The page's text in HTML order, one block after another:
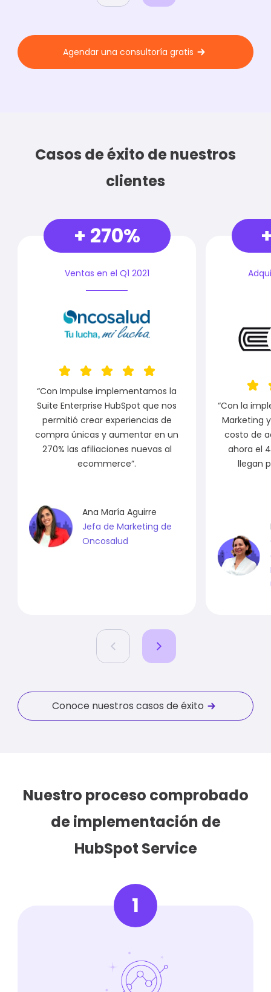
Agendar una consultoría gratis
Casos de éxito de nuestros
clientes
+ 270%
Ventas en el Q1 2021
“Con Impulse implementamos la
Suite Enterprise HubSpot que nos
permitió crear experiencias de
compra únicas y aumentar en un
270% las afiliaciones nuevas al
ecommerce”.
Ana María Aguirre
Jefa de Marketing de
Oncosalud
“Con la
Marketing
costo de
ahora el
llegan
Conoce nuestros casos de éxito
Nuestro proceso comprobado
de implementación de
HubSpot Service
1